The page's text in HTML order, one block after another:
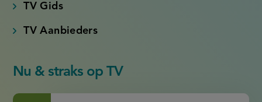
TV Gids
TV Aanbieders
Nu & straks op TV